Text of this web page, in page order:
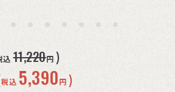
込11,220円 )
税込 5,390円 )